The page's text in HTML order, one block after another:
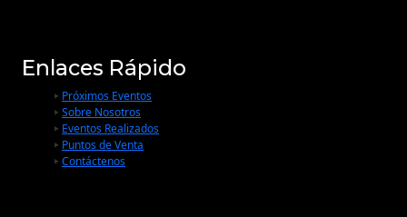
Enlaces Rápido
Próximos Eventos
Sobre Nosotros
Eventos Realizados
Puntos de Venta
Contáctenos